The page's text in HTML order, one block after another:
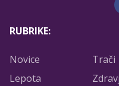
RUBRIKE:
Novice Trači
Lepota